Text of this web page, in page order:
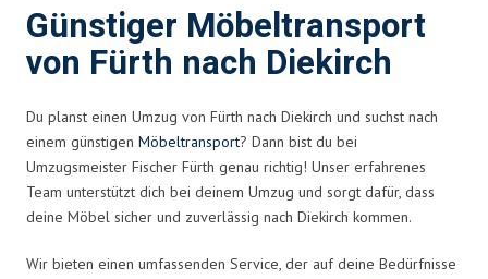
Günstiger Möbeltransport
von Fürth nach Diekirch
Du planst einen Umzug von Fürth nach Diekirch und suchst nach
einem günstigen Möbeltransport? Dann bist du bei
Umzugsmeister Fischer Fürth genau richtig! Unser erfahrenes
Team unterstützt dich bei deinem Umzug und sorgt dafür, dass
deine Möbel sicher und zuverlässig nach Diekirch kommen.
Wir bieten einen umfassenden Service, der auf deine Bedürfnisse